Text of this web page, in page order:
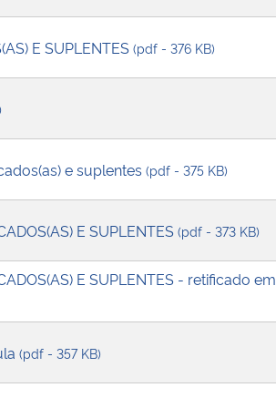
E SUPLENTES (pdf - 376 KB)
e suplentes (pdf - 375 KB)
E SUPLENTES (pdf - 373 KB)
E SUPLENTES - retificado em
(pdf - 357 KB)